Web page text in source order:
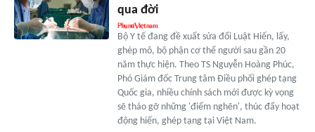
qua đời
Bộ Y tế đang đề xuất sửa đổi Luật Hiến, lấy,
ghép mô, bộ phận cơ thể người sau gần 20
năm thực hiện. Theo TS Nguyễn Hoàng Phúc,
Phó Giám đốc Trung tâm Điều phối ghép tạng
Quốc gia, nhiều chính sách mới được kỳ vọng
sẽ tháo gỡ những 'điểm nghẽn', thúc đẩy hoạt
động hiến, ghép tạng tại Việt Nam.